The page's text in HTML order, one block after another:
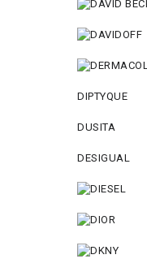
DIPTYQUE
DUSITA
DESIGUAL